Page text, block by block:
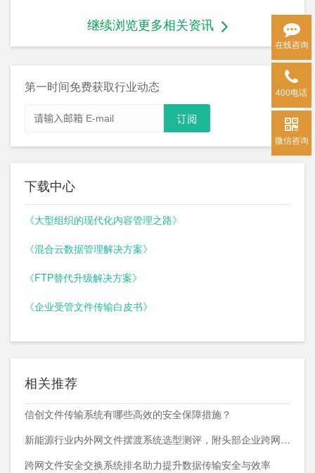
继续浏览更多相关资讯
第一时间免费获取行业动态
下载中心
《大型组织的现代化内容管理之路》
《混合云数据管理解决方案》
《FTP替代升级解决方案》
《企业受管文件传输白皮书》
相关推荐
信创文件传输系统有哪些高效的安全保障措施？
新能源行业内外网文件摆渡系统选型测评，附头部企业跨网部署案例
跨网文件安全交换系统排名助力提升数据传输安全与效率
在线咨询
400电话
微信咨询